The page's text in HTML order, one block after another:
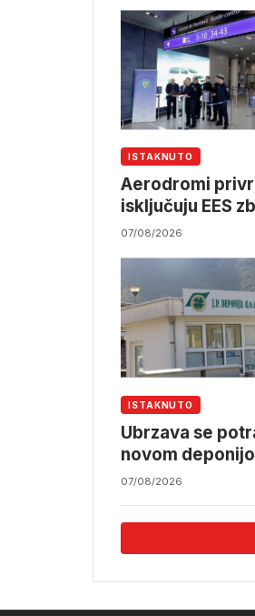
ISTAKNUTO
Aerodromi
isključuju EES
07/08/2026
ISTAKNUTO
Ubrzava se
novom
07/08/2026